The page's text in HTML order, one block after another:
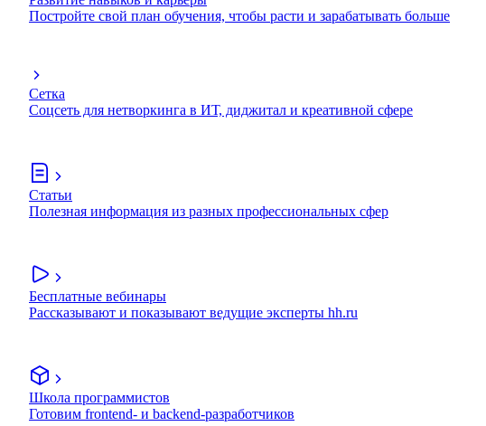
Постройте свой план обучения, чтобы расти и зарабатывать больше
Сетка
Соцсеть для нетворкинга в ИТ, диджитал и креативной сфере
Статьи
Полезная информация из разных профессиональных сфер
Бесплатные вебинары
Рассказывают и показывают ведущие эксперты hh.ru
Школа программистов
Готовим frontend- и backend-разработчиков